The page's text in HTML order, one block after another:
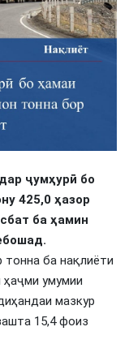
ҷумҳурӣ бо
425,0 ҳазор
ба ҳамин
тонна ба нақлиёти
умумии
мазкур
15,4 фоиз